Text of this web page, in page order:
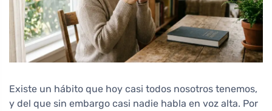
Existe un hábito que hoy casi todos nosotros tenemos,
y del que sin embargo casi nadie habla en voz alta. Por